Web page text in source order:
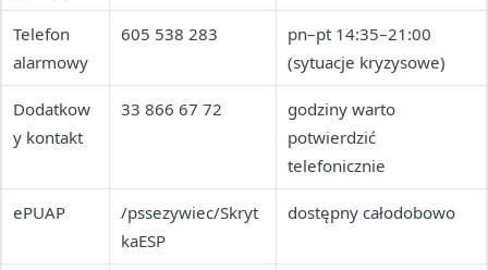
Telefon
alarmowy
605 538 283
pn–pt 14:35–21:00
(sytuacje kryzysowe)
Dodatkow
y kontakt
33 866 67 72
godziny warto
potwierdzić
telefonicznie
ePUAP
/pssezywiec/Skryt
kaESP
dostępny całodobowo